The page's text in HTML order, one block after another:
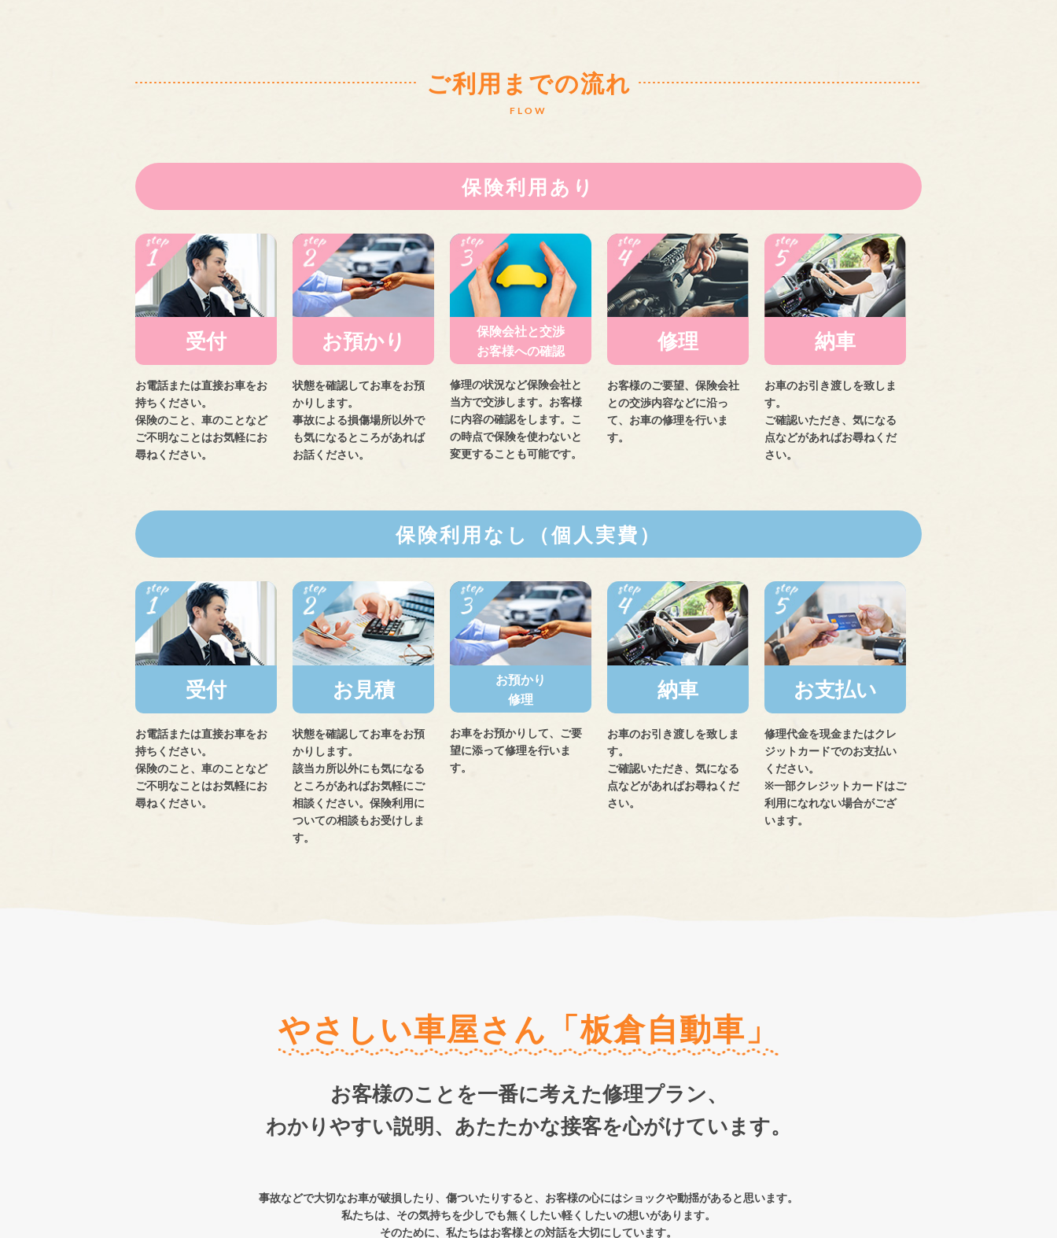
ご利用までの流れ
FLOW
保険利用あり
受付
お電話または直接お車をお
持ちください。
保険のこと、車のことなど
ご不明なことはお気軽にお
尋ねください。
お預かり
状態を確認してお車をお預
かりします。
事故による損傷場所以外で
も気になるところがあれば
お話ください。
保険会社と交渉
お客様への確認
修理の状況など保険会社と
当方で交渉します。お客様
に内容の確認をします。こ
の時点で保険を使わないと
変更することも可能です。
修理
お客様のご要望、保険会社
との交渉内容などに沿っ
て、お車の修理を行いま
す。
納車
お車のお引き渡しを致しま
す。
ご確認いただき、気になる
点などがあればお尋ねくだ
さい。
保険利用なし（個人実費）
受付
お電話または直接お車をお
持ちください。
保険のこと、車のことなど
ご不明なことはお気軽にお
尋ねください。
お見積
状態を確認してお車をお預
かりします。
該当カ所以外にも気になる
ところがあればお気軽にご
相談ください。保険利用に
ついての相談もお受けしま
す。
お預かり
修理
お車をお預かりして、ご要
望に添って修理を行いま
す。
納車
お車のお引き渡しを致しま
す。
ご確認いただき、気になる
点などがあればお尋ねくだ
さい。
お支払い
修理代金を現金またはクレ
ジットカードでのお支払い
ください。
※一部クレジットカードはご
利用になれない場合がござ
います。
やさしい車屋さん 「板倉自動車」
お客様のことを一番に考えた修理プラン、
わかりやすい説明、 あたたかな接客を心がけています。
事故などで大切なお車が破損したり、傷ついたりすると、お客様の心にはショックや動揺があると思います。
私たちは、その気持ちを少しでも無くしたい軽くしたいの想いがあります。
そのために、私たちはお客様との対話を大切にしています。